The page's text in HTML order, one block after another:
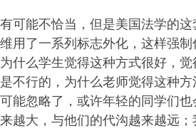
可能不恰当，但是美国法学的
用了一系列标志外化，这样强
什么学生觉得这种方式很好，
不行的，为什么老师觉得这种
能忽略了，或许年轻的同学们
越大，与他们的代沟越来越远